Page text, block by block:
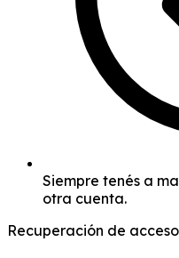
Siempre tenés a
otra cuenta.
Recuperación de acceso